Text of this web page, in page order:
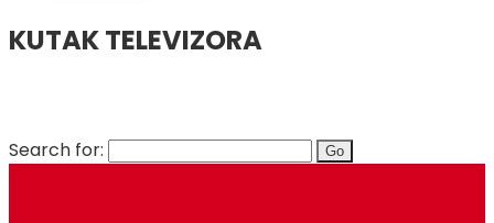
KUTAK TELEVIZORA
Search for: